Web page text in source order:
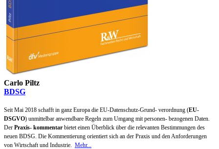
Carlo Piltz
BDSG
Seit Mai 2018 schafft in ganz Europa die EU-Datenschutz-Grund- verordnung (EU-
DSGVO) unmittelbar anwendbare Regeln zum Umgang mit personen- bezogenen Daten.
Der Praxis- kommentar bietet einen Überblick über die relevanten Bestimmungen des
neuen BDSG. Die Kommentierung orientiert sich an der Praxis und den Anforderungen
von Wirtschaft und Industrie. Mehr...